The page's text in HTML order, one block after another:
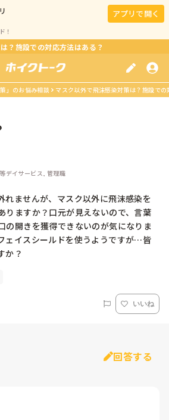
！
アプリで開く
？施設での対応方法はある？
策」のお悩み相談 マスク以外で飛沫感染対策は？施設で
デイサービス, 管理職
れませんが、マスク以外に飛沫感染を
りますか？口元が見えないので、言葉
の開きを獲得できないのが気になりま
ェイスシールドを使うようですが…皆
か？
いいね
回答する